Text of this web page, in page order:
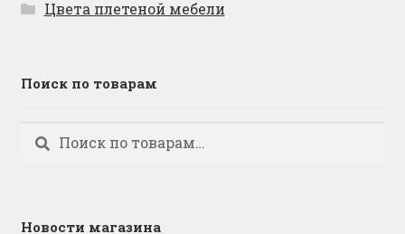
Цвета плетеной мебели
Поиск по товарам
Искать:
Поиск
Новости магазина